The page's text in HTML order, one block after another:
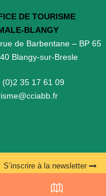
DE TOURISME
BLANGY
de Barbentane – BP 65
Blangy-sur-Bresle
(0)2 35 17 61 09
S’inscrire à la newsletter